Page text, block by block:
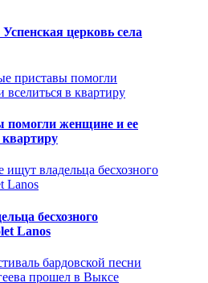
церковь села
помогли женщине и ее
квартиру
бесхозного
Lanos